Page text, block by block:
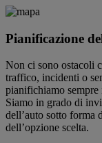
Pianificazione
Non ci sono ostacoli
traffico, incidenti o
pianifichiamo
Siamo in grado di
dell’auto sotto forma
dell’opzione scelta.